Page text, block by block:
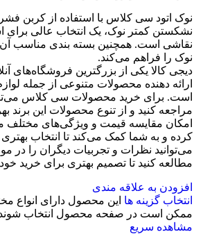
نوک اتود سی کلاس با استفاده از کربن
نشکستن کمتر نوک، یک انتخاب عالی برای
نقاشی است. همچنین بسته بندی مناسب آن،
نوک را فراهم می‌کند.
دیجی کالا یکی از بزرگترین فروشگاه‌های
ارائه دهنده محصولات متنوعی از جمله
است. برای خرید محصولات سی کلاس
مراجعه کنید و از تنوع محصولات این برند
امکان مقایسه قیمت و ویژگی‌های مختلف
کرده و به شما کمک می‌کند تا انتخاب
می‌توانید نظرات و تجربیات دیگران را در
مطالعه کنید تا تصمیم بهتری برای خرید
افزودن به علاقه مندی
انتخاب گزینه ها این محصول دارای انواع
ممکن است در صفحه محصول انتخاب
مشاهده سریع